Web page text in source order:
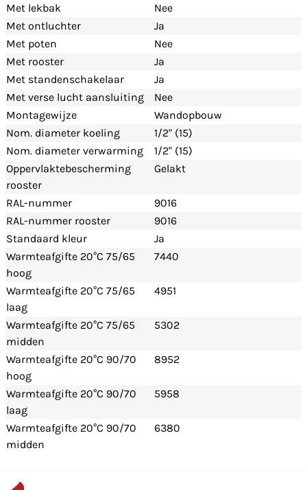
Met lekbak
Nee
Met ontluchter
Ja
Met poten
Nee
Met rooster
Ja
Met standenschakelaar
Ja
Met verse lucht aansluiting
Nee
Montagewijze
Wandopbouw
Nom. diameter koeling
1/2" (15)
Nom. diameter verwarming
1/2" (15)
Oppervlaktebescherming
rooster
Gelakt
RAL-nummer
9016
RAL-nummer rooster
9016
Standaard kleur
Ja
Warmteafgifte 20°C 75/65
hoog
7440
Warmteafgifte 20°C 75/65
laag
4951
Warmteafgifte 20°C 75/65
midden
5302
Warmteafgifte 20°C 90/70
hoog
8952
Warmteafgifte 20°C 90/70
laag
5958
Warmteafgifte 20°C 90/70
midden
6380